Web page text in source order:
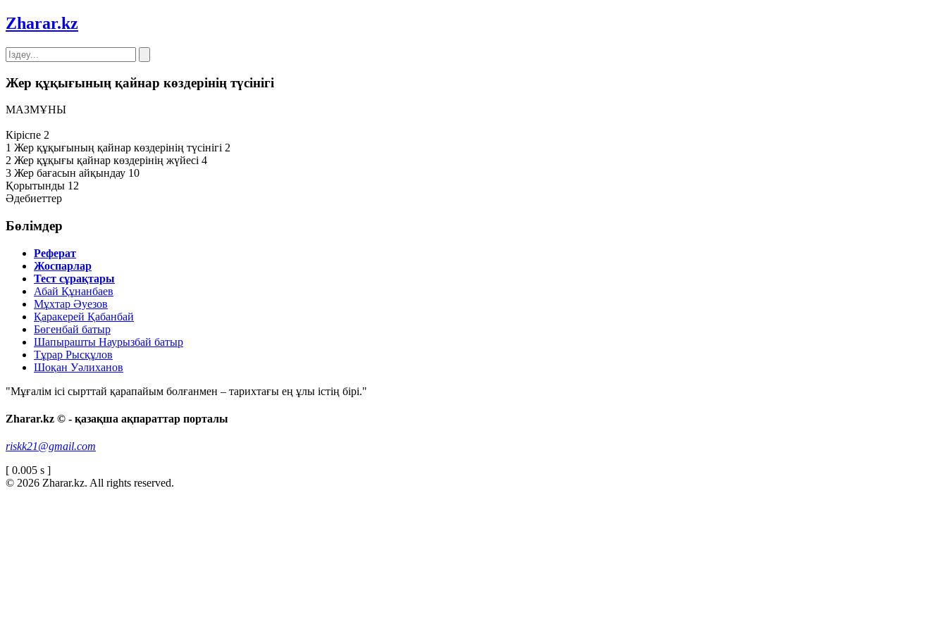
Zharar.kz
Жер құқығының қайнар көздерінің түсінігі
МАЗМҰНЫ
Кіріспе 2
1 Жер құқығының қайнар көздерінің түсінігі 2
2 Жер құқығы қайнар көздерінің жүйесі 4
3 Жер бағасын айқындау 10
Қорытынды 12
Әдебиеттер
Бөлімдер
Реферат
Жоспарлар
Тест сұрақтары
Абай Құнанбаев
Мұхтар Әуезов
Қаракерей Қабанбай
Бөгенбай батыр
Шапырашты Наурызбай батыр
Тұрар Рысқұлов
Шоқан Уәлиханов
"Мұғалім ісі сырттай қарапайым болғанмен – тарихтағы ең ұлы істің бірі."
Zharar.kz © - қазақша ақпараттар порталы
riskk21@gmail.com
[ 0.005 s ]
© 2026 Zharar.kz. All rights reserved.